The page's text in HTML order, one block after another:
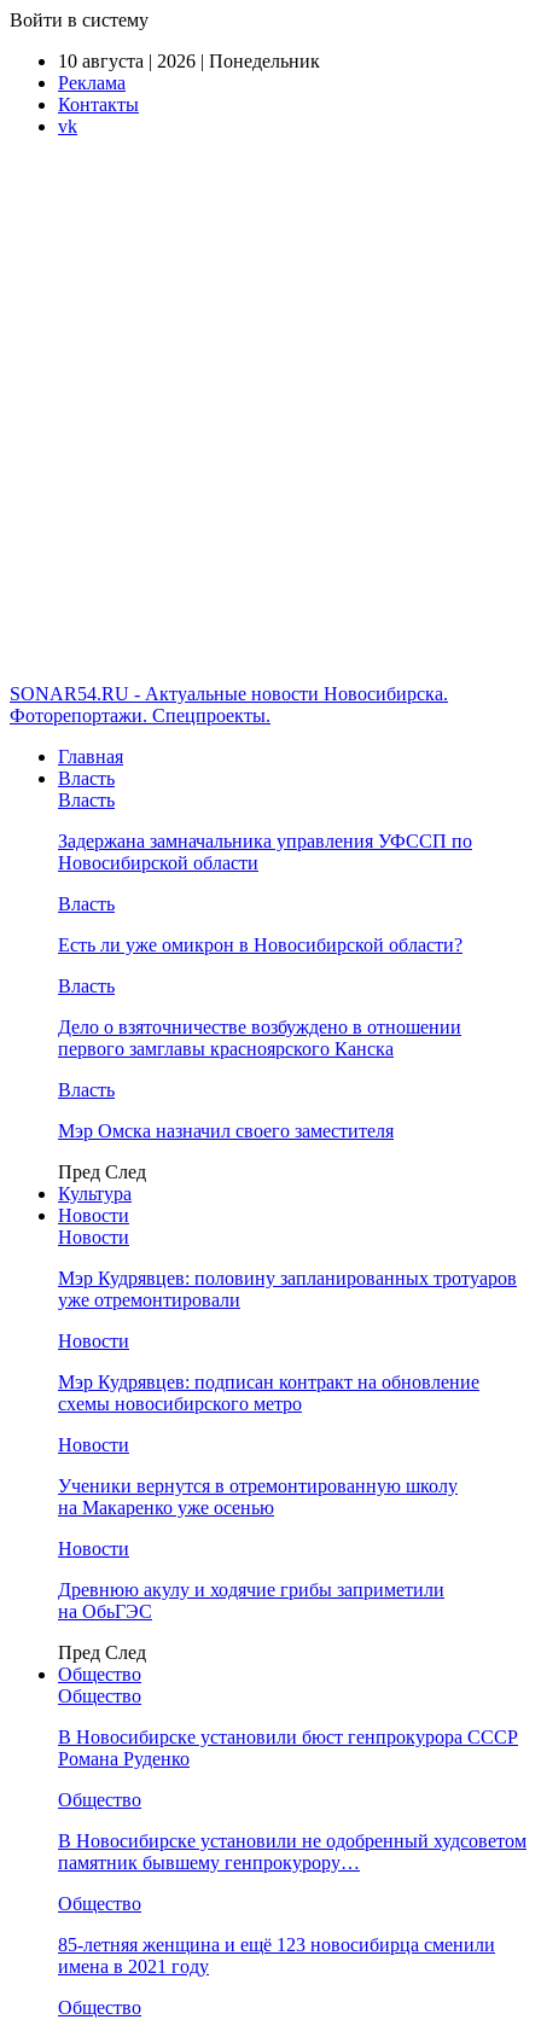
Войти в систему
10 августа | 2026 | Понедельник
Реклама
Контакты
vk
SONAR54.RU - Актуальные новости Новосибирска.
Фоторепортажи. Спецпроекты.
Главная
Власть
Власть
Задержана замначальника управления УФССП по
Новосибирской области
Власть
Есть ли уже омикрон в Новосибирской области?
Власть
Дело о взяточничестве возбуждено в отношении
первого замглавы красноярского Канска
Власть
Мэр Омска назначил своего заместителя
Пред След
Культура
Новости
Новости
Мэр Кудрявцев: половину запланированных тротуаров
уже отремонтировали
Новости
Мэр Кудрявцев: подписан контракт на обновление
схемы новосибирского метро
Новости
Ученики вернутся в отремонтированную школу
на Макаренко уже осенью
Новости
Древнюю акулу и ходячие грибы заприметили
на ОбьГЭС
Пред След
Общество
Общество
В Новосибирске установили бюст генпрокурора СССР
Романа Руденко
Общество
В Новосибирске установили не одобренный худсоветом
памятник бывшему генпрокурору…
Общество
85-летняя женщина и ещё 123 новосибирца сменили
имена в 2021 году
Общество